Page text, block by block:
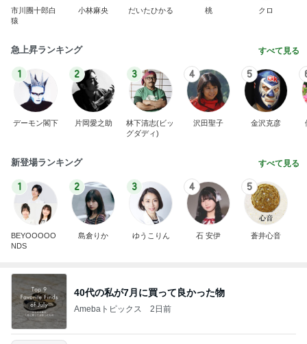
市川團十郎白
猿
小林麻央 だいたひかる 桃 クロ
急上昇ランキング すべて見る
1
デーモン閣下
2
片岡愛之助
3
林下清志(ビッ
グダディ)
4
沢田聖子
5
金沢克彦
新登場ランキング すべて見る
1
BEYOOOOO
NDS
2
島倉りか
3
ゆうこりん
4
石 安伊
5
蒼井心音
40代の私が7月に買って良かった物
Amebaトピックス 2日前